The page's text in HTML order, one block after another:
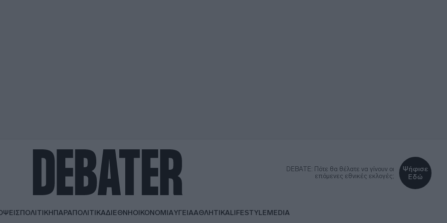
DEBATE: Πότε θα θέλατε να γίνουν οι
επόμενες εθνικές εκλογές;
Ψήφισε
Εδώ
ΠΟΛΙΤΙΚΗΠΑΡΑΠΟΛΙΤΙΚΑΔΙΕΘΝΗΟΙΚΟΝΟΜΙΑΥΓΕΙΑΑΘΛΗΤΙΚΑLIFESTYLEMEDIA